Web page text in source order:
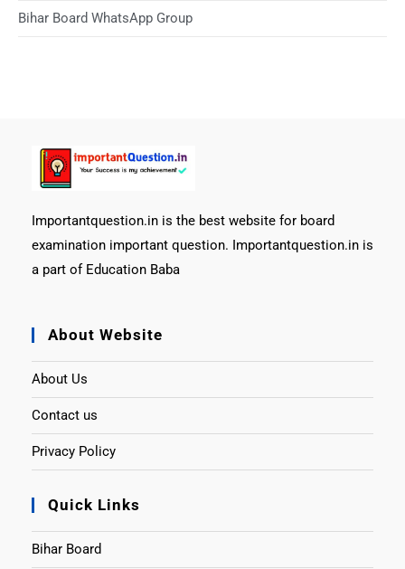
Bihar Board WhatsApp Group
Importantquestion.in is the best website for board
examination important question. Importantquestion.in is
a part of Education Baba
About Website
About Us
Contact us
Privacy Policy
Quick Links
Bihar Board